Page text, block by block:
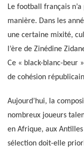
Le football français
manière. Dans les
une certaine mixité,
l’ère de Zinédine
Ce « black-blanc-beur
de cohésion
Aujourd’hui, la
nombreux joueurs
en Afrique, aux
sélection doit-elle